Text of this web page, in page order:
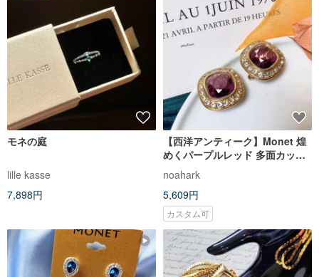
モネの庭
lille kasse
7,898円
【西洋アンティーク】Monet 煌
めくパープルレッド 多面カット
ラインストーン イヤリング／ピ
アス
noahark
5,609円
カスタム可